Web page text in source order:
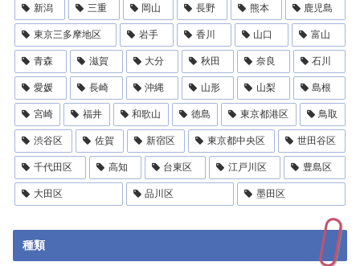
新潟 三重 岡山 長野 熊本 鹿児島
東京三多摩地区 岩手 香川 山口 富山
青森 滋賀 大分 秋田 奈良 石川
愛媛 長崎 沖縄 山形 山梨 島根
宮崎 福井 和歌山 徳島 東京都港区 鳥取
渋谷区 佐賀 新宿区 東京都中央区 世田谷区
千代田区 高知 台東区 江戸川区 豊島区
大田区 品川区 墨田区
種類